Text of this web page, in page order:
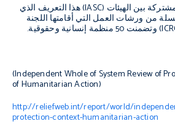
بين الهيئات (IASC) هذا التعريف الذي
من ورشات العمل التي أقامتها اللجنة
) وتضمنت 50 منظمة إنسانية وحقوقية.
(Independent Whole of System Review of
of Humanitarian Action)
http://reliefweb.int/report/world/
protection-context-humanitarian-action